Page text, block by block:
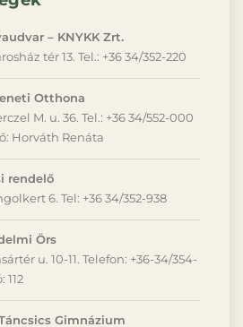
– KNYKK Zrt.
tér 13. Tel.: +36 34/352-220
Otthona
M. u. 36. Tel.: +36 34/552-000
Horváth Renáta
rendelő
6. Tel: +36 34/352-938
Örs
u. 10-11. Telefon: +36-34/354-
112
Gimnázium